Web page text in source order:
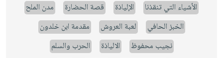
الأشياء التي تنقذنا
الإلياذة قصة الحضارة
مدن الملح
الخبز الحافي
لعبة العروش
مقدمة ابن خلدون
نجيب محفوظ
الالياذة
الحرب والسلم